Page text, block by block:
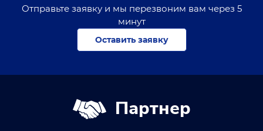
Отправьте заявку и мы перезвоним вам через 5
минут
Оставить заявку
Партнер